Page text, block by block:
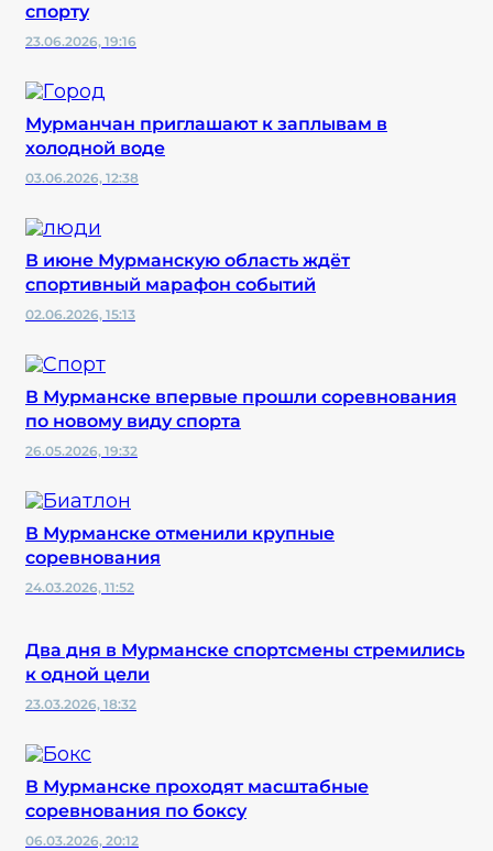
спорту
23.06.2026, 19:16
Мурманчан приглашают к заплывам в
холодной воде
03.06.2026, 12:38
В июне Мурманскую область ждёт
спортивный марафон событий
02.06.2026, 15:13
В Мурманске впервые прошли соревнования
по новому виду спорта
26.05.2026, 19:32
В Мурманске отменили крупные
соревнования
24.03.2026, 11:52
Два дня в Мурманске спортсмены стремились
к одной цели
23.03.2026, 18:32
В Мурманске проходят масштабные
соревнования по боксу
06.03.2026, 20:12